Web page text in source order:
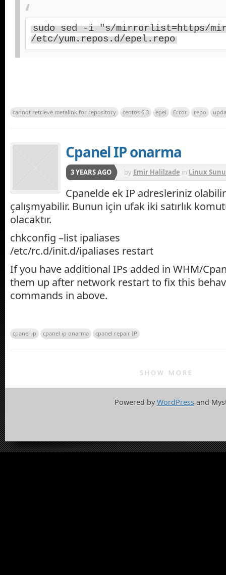
sudo sed -i "s/mirrorlist=https/
/etc/yum.repos.d/epel.repo
cannot retrieve metalink for repository centos 6.3 epel Error repo
Cpanel IP onarma
3 YEARS AGO by Emir Halilzade in Linux
Cpanelde ek IP adresleriniz
çalışmyabilir. Bunun için ufak iki satırlık
olacaktır.
chkconfig –list ipaliases
/etc/rc.d/init.d/ipaliases restart
If you have additional IPs added in WHM/
them up after network restart to fix this
commands in above.
cpanel ip cpanel ip onarma cpanel repair IP
SHOW MORE
Powered byWordPressand